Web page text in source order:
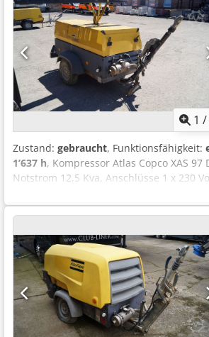
1 /
Zustand: gebraucht, Funktionsfähigkeit:
1’637 h, Kompressor Atlas Copco XAS
Notstrom 12,5 Kva, Anschlüsse 1 x 230
vorhanden, 1 Drehstab Achse
Akszbiicsvok